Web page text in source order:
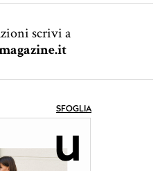
scrivi a
SFOGLIA